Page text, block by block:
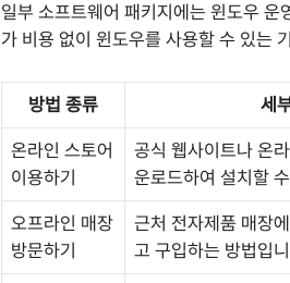
일부 소프트웨어 패키지에는 윈도우
가 비용 없이 윈도우를 사용할 수 있는
방법 종류 세
온라인 스토어
이용하기
공식 웹사이트나 온
운로드하여 설치할
오프라인 매장
방문하기
근처 전자제품 매장
고 구입하는 방법입